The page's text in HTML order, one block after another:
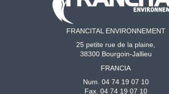
FRANCITAL ENVIRONNEMENT
25 petite rue de la plaine,
38300 Bourgoin-Jallieu
FRANCIA
Num. 04 74 19 07 10
Fax. 04 74 19 07 10